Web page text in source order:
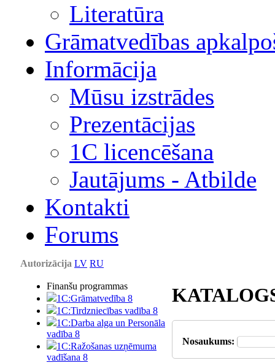
Literatūra
Grāmatvedības
Informācija
Mūsu izstrādes
Prezentācijas
1С licencēšana
Jautājums - Atbilde
Kontakti
Forums
Autorizācija LV RU
Finanšu programmas
1C:Grāmatvedība 8
1C:Tirdzniecības vadība 8
1C:Darba alga un Personāla
vadība 8
1C:Ražošanas uzņēmuma
vadīšana 8
Nosaukums: